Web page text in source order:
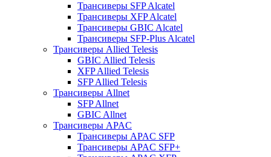
Трансиверы SFP Alcatel
Трансиверы XFP Alcatel
Трансиверы GBIC Alcatel
Трансиверы SFP-Plus Alcatel
Трансиверы Allied Telesis
GBIC Allied Telesis
XFP Allied Telesis
SFP Allied Telesis
Трансиверы Allnet
SFP Allnet
GBIC Allnet
Трансиверы APAC
Трансиверы APAC SFP
Трансиверы APAC SFP+